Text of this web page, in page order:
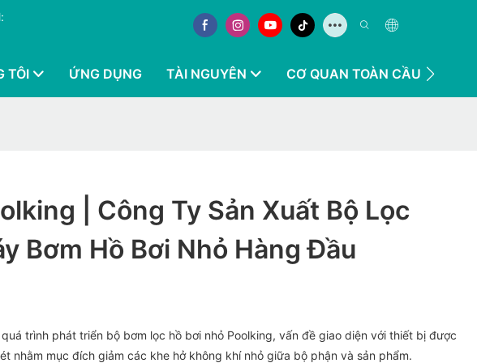
TÔI ỨNG DỤNG TÀI NGUYÊN CƠ QUAN TOÀN CẦU
| Công Ty Sản Xuất Bộ Lọc
Bơm Hồ Bơi Nhỏ Hàng Đầu
trình phát triển bộ bơm lọc hồ bơi nhỏ Poolking, vấn đề giao diện với thiết bị được
nhằm mục đích giảm các khe hở không khí nhỏ giữa bộ phận và sản phẩm.